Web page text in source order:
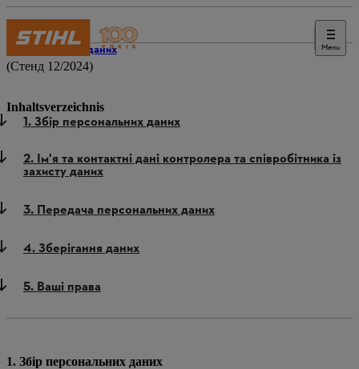
Menu
Захист даних
(Стенд 12/2024)
Inhaltsverzeichnis
1. Збір персональних даних
2. Ім'я та контактні дані контролера та співробітника із
захисту даних
3. Передача персональних даних
4. Зберігання даних
5. Ваші права
1. Збір персональних даних